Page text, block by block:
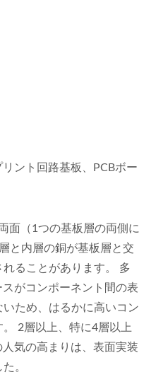
ント回路基板、PCBボー
面（1つの基板層の両側に
と内層の銅が基板層と交
ることがあります。 多
がコンポーネント間の表
ため、はるかに高いコン
2層以上、特に4層以上
気の高まりは、表面実装
。